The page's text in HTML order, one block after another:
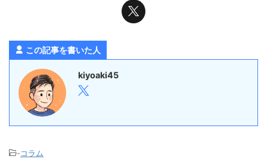
この記事を書いた人
kiyoaki45
-コラム